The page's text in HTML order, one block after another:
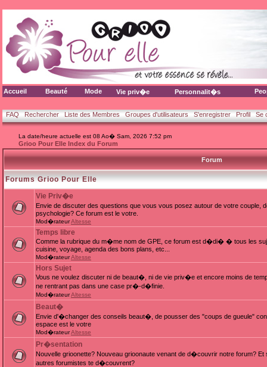
Accueil Beauté Mode Vie priv�e Personnalit�s
FAQ Rechercher Liste des Membres Groupes d'utilisateurs S'enregistrer Profil Se
La date/heure actuelle est 08 Ao� Sam, 2026 7:52 pm
Grioo Pour Elle Index du Forum
Forum
Forums Grioo Pour Elle
Vie Priv�e
Envie de discuter des questions que vous vous posez autour de votre
psychologie? Ce forum est le votre.
Mod�rateurAltesse
Temps libre
Comme la rubrique du m�me nom de GPE, ce forum est d�di� � tous les
cuisine, voyage, agenda des bons plans, etc...
Mod�rateurAltesse
Hors Sujet
Vous ne voulez discuter ni de beaut�, ni de vie priv�e et encore moins de
ne rentrant pas dans une case pr�-d�finie.
Mod�rateurAltesse
Beaut�
Envie d'�changer des conseils beaut�, de pousser des "coups de gueule"
espace est le votre
Mod�rateurAltesse
Pr�sentation
Nouvelle grioonette? Nouveau grioonaute venant de d�couvrir notre forum?
autres forumistes te d�couvrent?